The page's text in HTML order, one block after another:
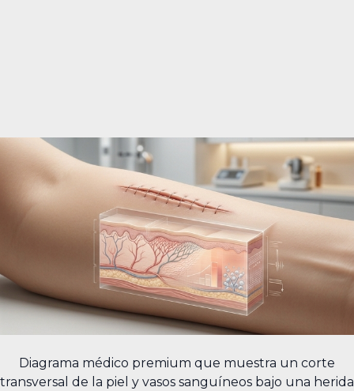
Diagrama médico premium que muestra un corte
transversal de la piel y vasos sanguíneos bajo una herida